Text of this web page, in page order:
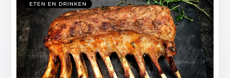
ETEN EN DRINKEN